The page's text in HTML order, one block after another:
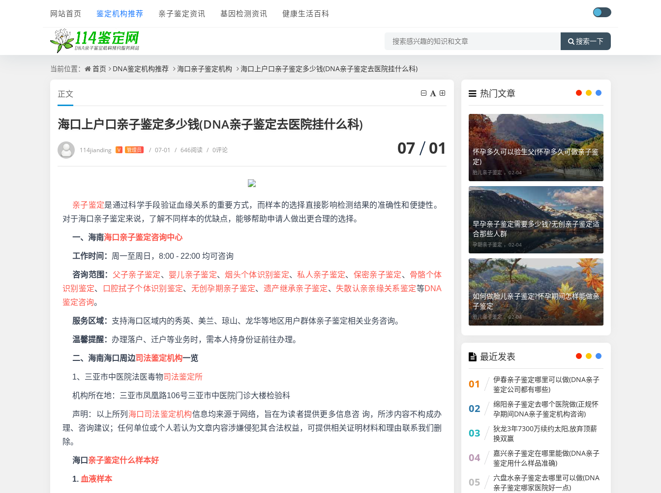
网站首页 鉴定机构推荐 亲子鉴定资讯 基因检测资讯 健康生活百科
搜索一下
当前位置： 首页 DNA鉴定机构推荐 海口亲子鉴定机构 海口上户口亲子鉴定多少钱(DNA亲子鉴定去医院挂什么科)
正文
海口上户口亲子鉴定多少钱(DNA亲子鉴定去医院挂什么科)
114jianding V 管理员 / 07-01 / 646阅读 / 0评论 07 01
亲子鉴定是通过科学手段验证血缘关系的重要方式，而样本的选择直接影响检测结果的准确性和便捷性。
对于海口亲子鉴定来说，了解不同样本的优缺点，能够帮助申请人做出更合理的选择。
一、海南海口亲子鉴定咨询中心
工作时间： 周一至周日，8:00 - 22:00 均可咨询
咨询范围： 父子亲子鉴定、 婴儿亲子鉴定、烟头个体识别鉴定、私人亲子鉴定、 保密亲子鉴定、 骨骼个体
识别鉴定、 口腔拭子个体识别鉴定、 无创孕期亲子鉴定、 遗产继承亲子鉴定、 失散认亲亲缘关系鉴定等DNA
鉴定咨询。
服务区域： 支持海口区域内的秀英、美兰、琼山、龙华等地区用户群体亲子鉴定相关业务咨询。
温馨提醒： 办理落户、迁户等业务时，需本人持身份证前往办理。
二、海南海口周边司法鉴定机构一览
1、三亚市中医院法医毒物司法鉴定所
机构所在地：三亚市凤凰路106号三亚市中医院门诊大楼检验科
声明：以上所列 海口司法鉴定机构信息均来源于网络，旨在为读者提供更多信息咨 询，所涉内容不构成办
理、咨询建议；任何单位或个人若认为文章内容涉嫌侵犯其合法权益，可提供相关证明材料和理由联系我们删
除。
海口 亲子鉴定什么样本好
1. 血液样本
热门文章
怀孕多久可以验生父(怀孕多久可做亲子鉴
定)
胎儿亲子鉴定 ， 02-04
早孕亲子鉴定需要多少钱?无创亲子鉴定适
合那些人群
孕期亲子鉴定 ， 02-04
如何做胎儿亲子鉴定?怀孕期间怎样能做亲
子鉴定
胎儿亲子鉴定 ，02-04
最近发表
01
伊春亲子鉴定哪里可以做(DNA亲子
鉴定公司都有哪些)
02
绵阳亲子鉴定去哪个医院做(正规怀
孕期间DNA亲子鉴定机构咨询)
03
狄龙3年7300万续约太阳,放弃顶薪
换双赢
04
嘉兴亲子鉴定在哪里能做(DNA亲子
鉴定用什么样品准确)
05
六盘水亲子鉴定去哪里可以做(DNA
亲子鉴定哪家医院好一点)